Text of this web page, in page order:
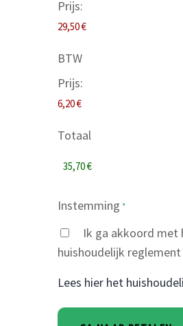
Prijs:
BTW
Prijs:
Totaal
Instemming *
Ik ga akkoord met
huishoudelijk reglement
Lees hier het